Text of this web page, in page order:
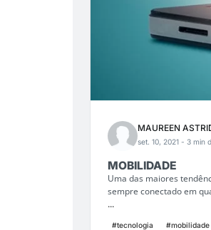
MAUREEN
set. 10, 2021 - 3 min
MOBILIDADE
Uma das maiores
sempre conectado em
...
#tecnologia #mobilidade